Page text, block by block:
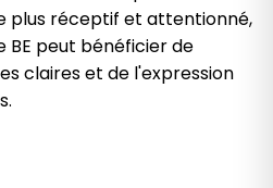
plus réceptif et attentionné,
BE peut bénéficier de
claires et de l'expression